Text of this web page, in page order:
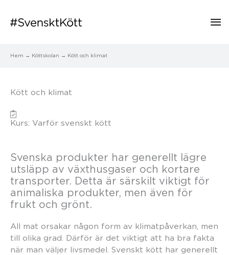
Hem Köttskolan Kött och klimat
Kött och klimat
Kurs: Varför svenskt kött
Svenska produkter har generellt lägre
utsläpp av växthusgaser och kortare
transporter. Detta är särskilt viktigt för
animaliska produkter, men även för
frukt och grönt.
All mat orsakar någon form av klimatpåverkan, men
till olika grad. Därför är det viktigt att ha bra fakta
när man väljer livsmedel. Svenskt kött har generellt